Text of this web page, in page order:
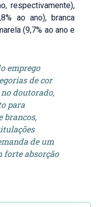
respectivamente),
ao ano), branca
(9,7% ao ano e
emprego
de cor
doutorado,
para
brancos,
de um
forte absorção